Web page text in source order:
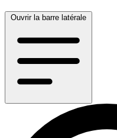
Ouvrir la barre latérale